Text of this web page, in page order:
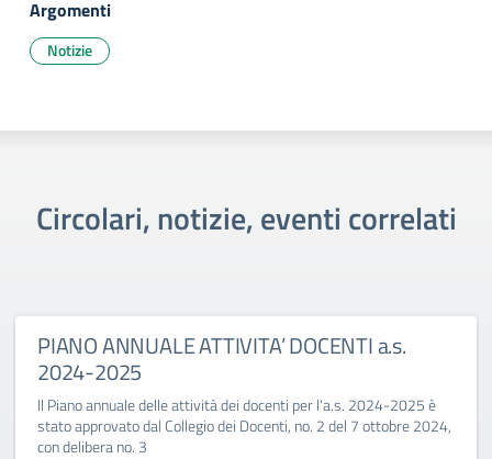
Argomenti
Notizie
Circolari, notizie, eventi correlati
PIANO ANNUALE ATTIVITA’ DOCENTI a.s.
2024-2025
Il Piano annuale delle attività dei docenti per l'a.s. 2024-2025 è
stato approvato dal Collegio dei Docenti, no. 2 del 7 ottobre 2024,
con delibera no. 3